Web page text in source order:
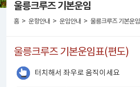
울릉크루즈 기본운임
홈 > 운항안내 > 운임안내 > 울릉크루즈 기본운임
울릉크루즈 기본운임표(편도)
터치해서 좌우로 움직이세요